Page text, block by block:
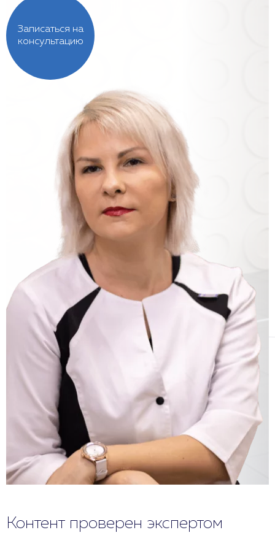
Записаться на
консультацию
Контент проверен экспертом